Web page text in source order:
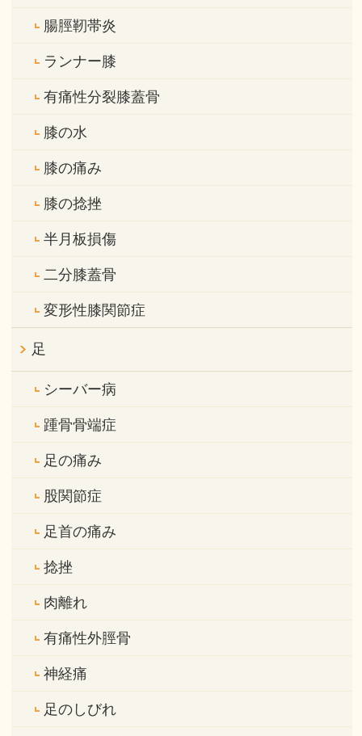
腸脛靭帯炎
ランナー膝
有痛性分裂膝蓋骨
膝の水
膝の痛み
膝の捻挫
半月板損傷
二分膝蓋骨
変形性膝関節症
足
シーバー病
踵骨骨端症
足の痛み
股関節症
足首の痛み
捻挫
肉離れ
有痛性外脛骨
神経痛
足のしびれ